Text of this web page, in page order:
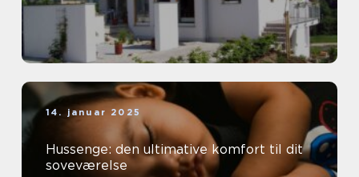
14. januar 2025
Hussenge: den ultimative komfort til dit
soveværelse